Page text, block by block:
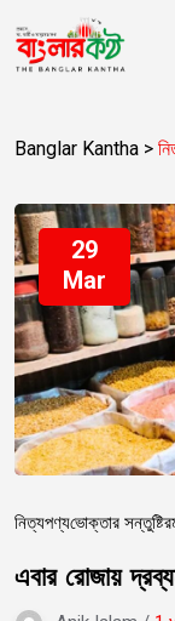
Banglar Kantha >
29
Mar
নিত্যপণ্যভোক্তার সন্তুষ্টি
এবার রোজায়